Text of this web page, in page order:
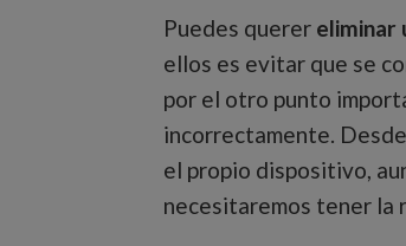
Puedes querer eliminar
ellos es evitar que se
por el otro punto
incorrectamente.
el propio dispositivo,
necesitaremos tener la